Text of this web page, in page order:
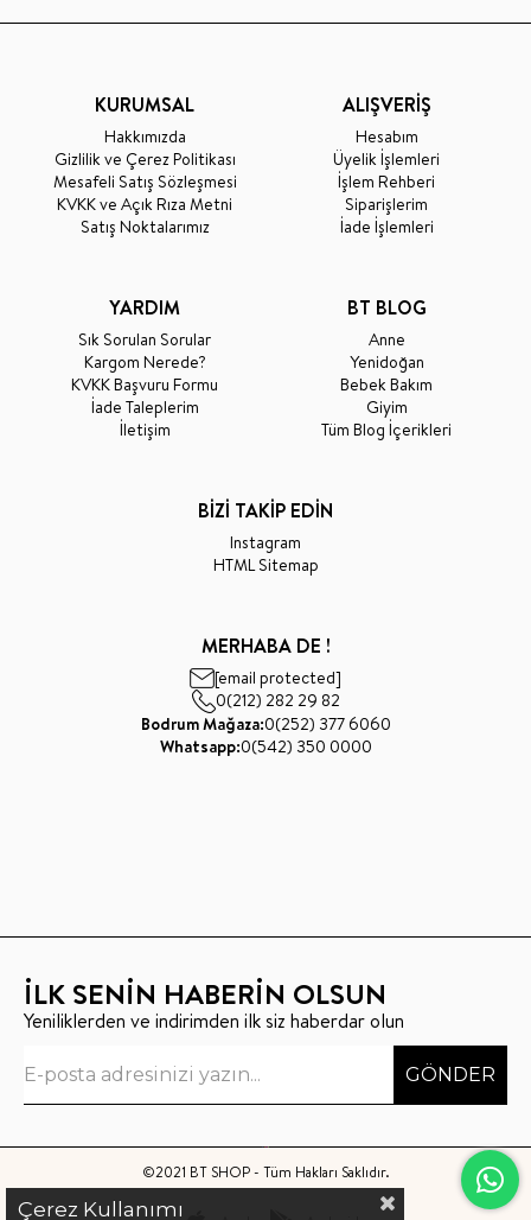
KURUMSAL
Hakkımızda
Gizlilik ve Çerez Politikası
Mesafeli Satış Sözleşmesi
KVKK ve Açık Rıza Metni
Satış Noktalarımız
ALIŞVERİŞ
Hesabım
Üyelik İşlemleri
İşlem Rehberi
Siparişlerim
İade İşlemleri
YARDIM
Sık Sorulan Sorular
Kargom Nerede?
KVKK Başvuru Formu
İade Taleplerim
İletişim
BT BLOG
Anne
Yenidoğan
Bebek Bakım
Giyim
Tüm Blog İçerikleri
BİZİ TAKİP EDİN
Instagram
HTML Sitemap
MERHABA DE !
[email protected]
0(212) 282 29 82
Bodrum Mağaza:0(252) 377 6060
Whatsapp:0(542) 350 0000
İLK SENİN HABERİN OLSUN
Yeniliklerden ve indirimden ilk siz haberdar olun
GÖNDER
©2021 BT SHOP - Tüm Hakları Saklıdır.
Çerez Kullanımı